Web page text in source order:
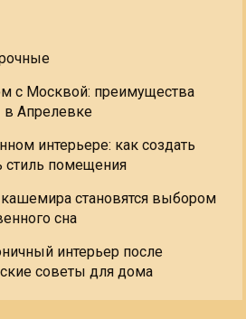
с Москвой: преимущества
в Апрелевке
интерьере: как создать
стиль помещения
становятся выбором
сна
интерьер после
советы для дома